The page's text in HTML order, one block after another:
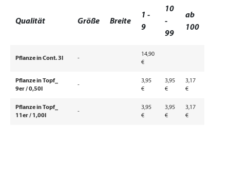
Qualität Größe Breite
1 -
9
10
-
99
ab
100
Pflanze in Cont. 3l -
14,90
€
Pflanze in Topf_
9er / 0,50l
-
3,95
€
3,95
€
3,17
€
Pflanze in Topf_
11er / 1,00l
-
3,95
€
3,95
€
3,17
€